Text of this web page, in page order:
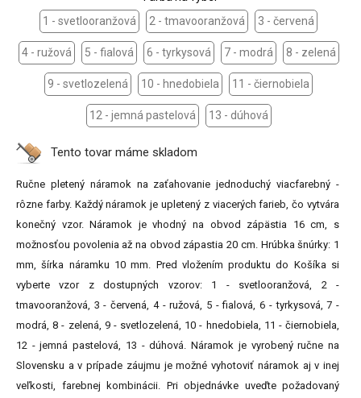
1 - svetlooranžová
2 - tmavooranžová 3 - červená
4 - ružová 5 - fialová 6 - tyrkysová 7 - modrá 8 - zelená
9 - svetlozelená 10 - hnedobiela 11 - čiernobiela
12 - jemná pastelová 13 - dúhová
Tento tovar máme skladom
Ručne pletený náramok na zaťahovanie jednoduchý viacfarebný -
rôzne farby. Každý náramok je upletený z viacerých farieb, čo vytvára
konečný vzor. Náramok je vhodný na obvod zápästia 16 cm, s
možnosťou povolenia až na obvod zápastia 20 cm. Hrúbka šnúrky: 1
mm, šírka náramku 10 mm. Pred vložením produktu do Košíka si
vyberte vzor z dostupných vzorov: 1 - svetlooranžová, 2 -
tmavooranžová, 3 - červená, 4 - ružová, 5 - fialová, 6 - tyrkysová, 7 -
modrá, 8 - zelená, 9 - svetlozelená, 10 - hnedobiela, 11 - čiernobiela,
12 - jemná pastelová, 13 - dúhová. Náramok je vyrobený ručne na
Slovensku a v prípade záujmu je možné vyhotoviť náramok aj v inej
veľkosti, farebnej kombinácii. Pri objednávke uveďte požadovaný